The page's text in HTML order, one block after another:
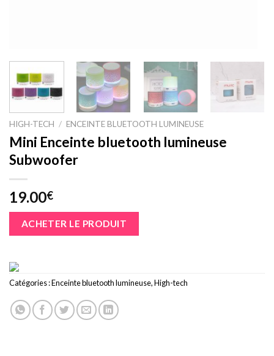
HIGH-TECH / ENCEINTE BLUETOOTH LUMINEUSE
Mini Enceinte bluetooth lumineuse
Subwoofer
19.00€
ACHETER LE PRODUIT
Catégories :Enceinte bluetooth lumineuse,High-tech